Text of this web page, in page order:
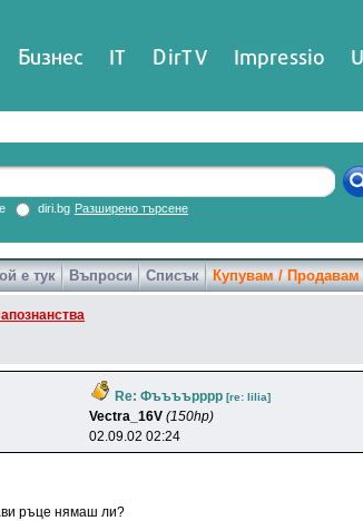
Бизнес IT DirTV Impressio
diri.bg Разширено търсене
е тук Въпроси Списък Купувам / Продавам
Re: Фъъъърррр [re: lilia]
Vectra_16V (150hp)
02.09.02 02:24
ръце нямаш ли?